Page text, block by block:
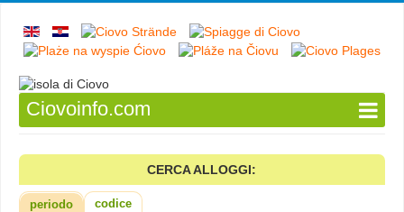
Ciovoinfo.com
CERCA ALLOGGI:
periodo codice